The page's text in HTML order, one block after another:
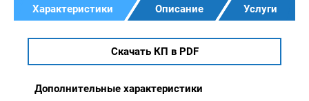
Характеристики Описание Услуги
Скачать КП в PDF
Дополнительные характеристики